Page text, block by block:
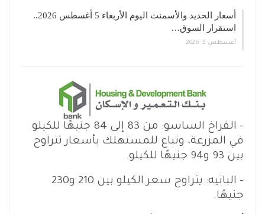
أسعار الحديد والأسمنت اليوم الأربعاء 5 أغسطس 2026..
استقرار السوق…
أغسطس 5, 2026
– الفراخ الساسو: من 83 إلى 84 جنيهًا للكيلو
في المزرعة، وتباع للمستهلك بأسعار تتراوح
بين 93 و94 جنيهًا للكيلو.
– البانيه: يتراوح سعر الكيلو بين 210 و230
جنيهًا.